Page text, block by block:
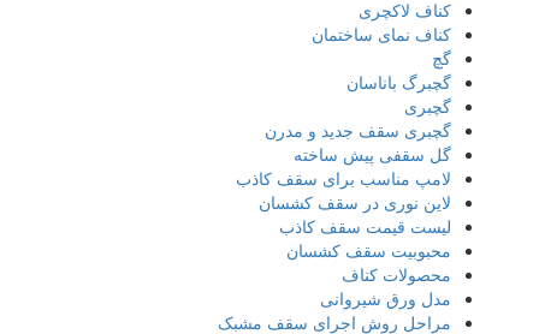
کناف لاکچری
کناف نمای ساختمان
گچ
گچبرگ باناسان
گچبری
گچبری سقف جدید و مدرن
گل سقفی پیش ساخته
لامپ مناسب برای سقف کاذب
لاین نوری در سقف کشسان
لیست قیمت سقف کاذب
محبوبیت سقف کشسان
محصولات کناف
مدل ورق شیروانی
مراحل روش اجرای سقف مشبک